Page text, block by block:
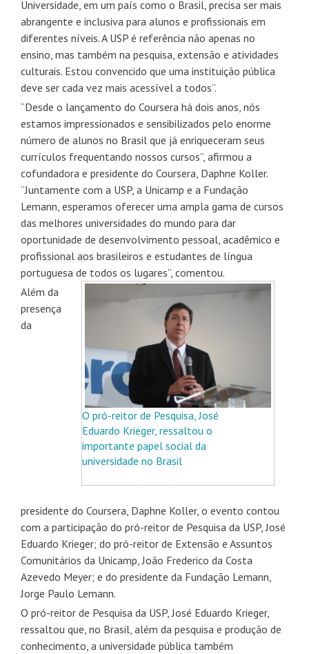
Universidade, em um país como o Brasil, precisa ser mais
abrangente e inclusiva para alunos e profissionais em
diferentes níveis. A USP é referência não apenas no
ensino, mas também na pesquisa, extensão e atividades
culturais. Estou convencido que uma instituição pública
deve ser cada vez mais acessível a todos”.
“Desde o lançamento do Coursera há dois anos, nós
estamos impressionados e sensibilizados pelo enorme
número de alunos no Brasil que já enriqueceram seus
currículos frequentando nossos cursos”, afirmou a
cofundadora e presidente do Coursera, Daphne Koller.
“Juntamente com a USP, a Unicamp e a Fundação
Lemann, esperamos oferecer uma ampla gama de cursos
das melhores universidades do mundo para dar
oportunidade de desenvolvimento pessoal, acadêmico e
profissional aos brasileiros e estudantes de língua
portuguesa de todos os lugares”, comentou.
O pró-reitor de Pesquisa, José
Eduardo Krieger, ressaltou o
importante papel social da
universidade no Brasil
Além da
presença
da
presidente do Coursera, Daphne Koller, o evento contou
com a participação do pró-reitor de Pesquisa da USP, José
Eduardo Krieger; do pró-reitor de Extensão e Assuntos
Comunitários da Unicamp, João Frederico da Costa
Azevedo Meyer; e do presidente da Fundação Lemann,
Jorge Paulo Lemann.
O pró-reitor de Pesquisa da USP, José Eduardo Krieger,
ressaltou que, no Brasil, além da pesquisa e produção de
conhecimento, a universidade pública também